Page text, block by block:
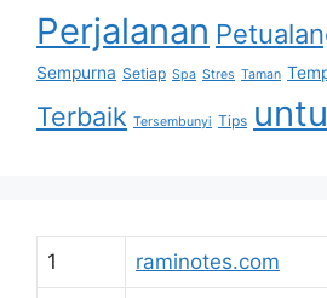
Perjalanan
Sempurna Setiap Spa Stres Taman
Terbaik Tersembunyi Tips
1 raminotes.com